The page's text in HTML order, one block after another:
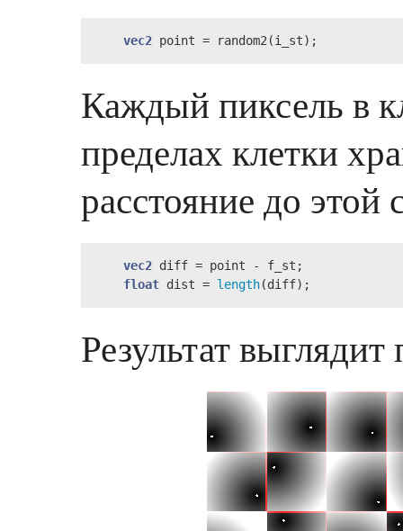
vec2 point = random2(i_st);
Каждый пиксель в
пределах клетки
расстояние до этой
vec2 diff = point - f_st;
float dist = length(diff);
Результат